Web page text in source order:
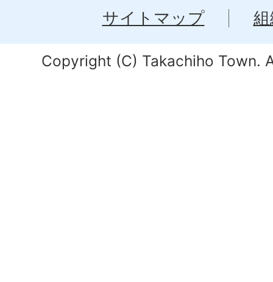
サイトマップ
Copyright (C) Takachiho Town.